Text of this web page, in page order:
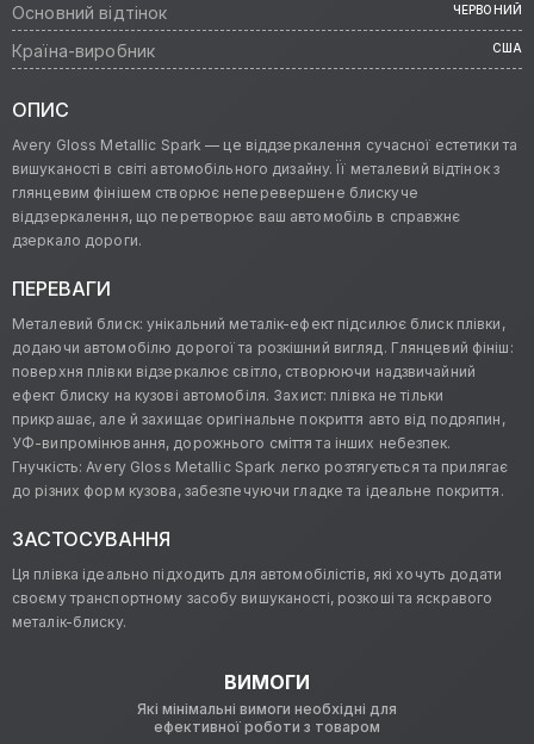
Основний відтінок ЧЕРВОНИЙ
Країна-виробник США
ОПИС
Avery Gloss Metallic Spark — це віддзеркалення сучасної естетики та
вишуканості в світі автомобільного дизайну. Її металевий відтінок з
глянцевим фінішем створює неперевершене блискуче
віддзеркалення, що перетворює ваш автомобіль в справжнє
дзеркало дороги.
ПЕРЕВАГИ
Металевий блиск: унікальний металік-ефект підсилює блиск плівки,
додаючи автомобілю дорогої та розкішний вигляд. Глянцевий фініш:
поверхня плівки відзеркалює світло, створюючи надзвичайний
ефект блиску на кузові автомобіля. Захист: плівка не тільки
прикрашає, але й захищає оригінальне покриття авто від подряпин,
УФ-випромінювання, дорожнього сміття та інших небезпек.
Гнучкість: Avery Gloss Metallic Spark легко розтягується та прилягає
до різних форм кузова, забезпечуючи гладке та ідеальне покриття.
ЗАСТОСУВАННЯ
Ця плівка ідеально підходить для автомобілістів, які хочуть додати
своєму транспортному засобу вишуканості, розкоші та яскравого
металік-блиску.
ВИМОГИ
Які мінімальні вимоги необхідні для
ефективної роботи з товаром